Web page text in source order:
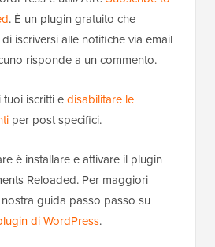
. È un plugin gratuito che
iscriversi alle notifiche via email
risponde a un commento.
iscritti edisabilitare le
per post specifici.
è installare e attivare il plugin
Reloaded. Per maggiori
guida passo passo su
di WordPress.